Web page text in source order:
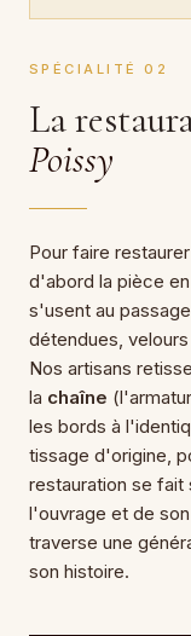
SPÉCIALITÉ 02
La
Poissy
Pour faire
d'abord la pièce
s'usent au
détendues,
Nos artisans
la chaîne
les bords à
tissage d'origine,
restauration se fait
l'ouvrage et de
traverse une
son histoire.